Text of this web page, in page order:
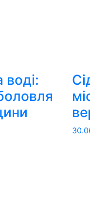
воді: